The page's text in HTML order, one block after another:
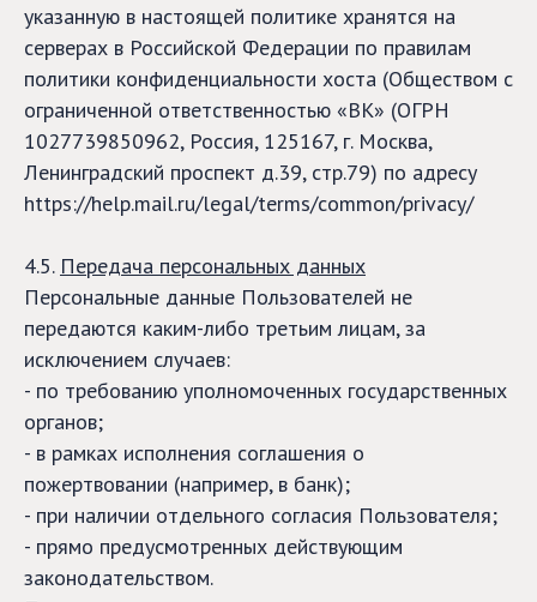
указанную в настоящей политике хранятся на
серверах в Российской Федерации по правилам
политики конфиденциальности хоста (Обществом с
ограниченной ответственностью «ВК» (ОГРН
1027739850962, Россия, 125167, г. Москва,
Ленинградский проспект д.39, стр.79) по адресу
https://help.mail.ru/legal/terms/common/privacy/
4.5. Передача персональных данных
Персональные данные Пользователей не
передаются каким-либо третьим лицам, за
исключением случаев:
- по требованию уполномоченных государственных
органов;
- в рамках исполнения соглашения о
пожертвовании (например, в банк);
- при наличии отдельного согласия Пользователя;
- прямо предусмотренных действующим
законодательством.